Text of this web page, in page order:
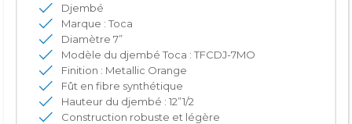
Djembé
Marque : Toca
Diamètre 7”
Modèle du djembé Toca : TFCDJ-7MO
Finition : Metallic Orange
Fût en fibre synthétique
Hauteur du djembé : 12”1/2
Construction robuste et légère